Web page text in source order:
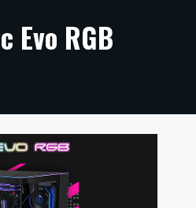
Evo RGB